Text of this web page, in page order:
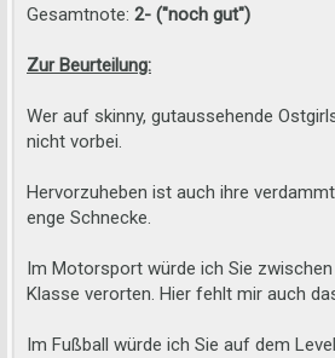
Gesamtnote: 2- ("noch gut")
Zur Beurteilung:
Wer auf skinny, gutaussehende
nicht vorbei.
Hervorzuheben ist auch ihre verdammt
enge Schnecke.
Im Motorsport würde ich Sie
Klasse verorten. Hier fehlt mir auch
Im Fußball würde ich Sie auf dem